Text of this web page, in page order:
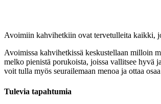
Avoimiin kahvihetkiin ovat tervetulleita kaikki,
Avoimissa kahvihetkissä keskustellaan milloin
melko pienistä porukoista, joissa vallitsee hyvä
voit tulla myös seurailemaan menoa ja ottaa
Tulevia tapahtumia